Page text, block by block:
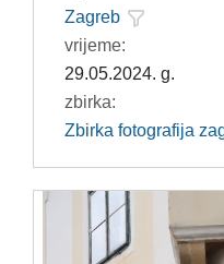
Zagreb
vrijeme:
29.05.2024. g.
zbirka:
Zbirka fotografija